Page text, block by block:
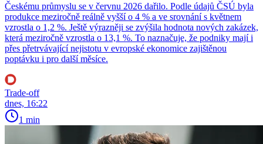
Českému průmyslu se v červnu 2026 dařilo. Podle údajů ČSÚ byla
produkce meziročně reálně vyšší o 4 % a ve srovnání s květnem
vzrostla o 1,2 %. Ještě výrazněji se zvýšila hodnota nových zakázek,
která meziročně vzrostla o 13,1 %. To naznačuje, že podniky mají i
přes přetrvávající nejistotu v evropské ekonomice zajištěnou
poptávku i pro další měsíce.
Trade-off
dnes, 16:22
1 min